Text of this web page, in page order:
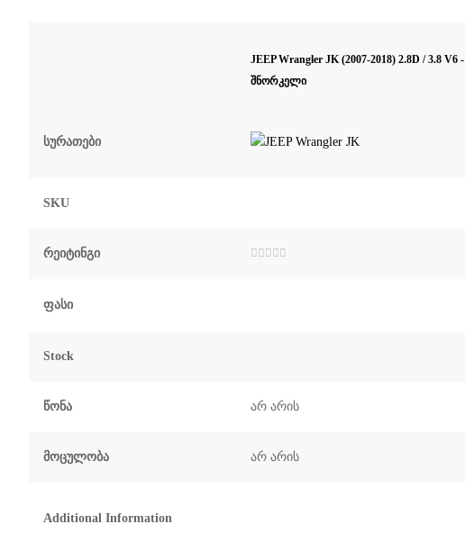
JEEP Wrangler JK (2007-2018) 2.8D / 3.8 V6 -
შნორკელი
Სურათები
SKU
Რეიტინგი
Ფასი
Stock
Წონა არ არის
Მოცულობა არ არის
Additional Information